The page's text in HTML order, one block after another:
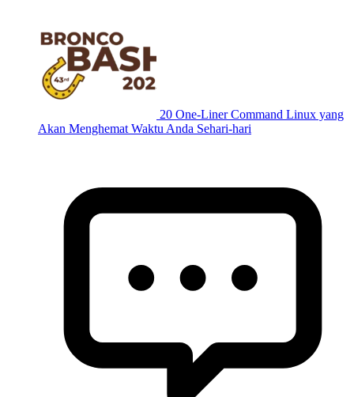
20 One-Liner Command Linux yang
Akan Menghemat Waktu Anda Sehari-hari